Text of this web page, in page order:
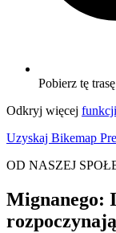
Pobierz tę
Odkryj więcej
Uzyskaj Bikemap
OD NASZEJ
Mignanego: